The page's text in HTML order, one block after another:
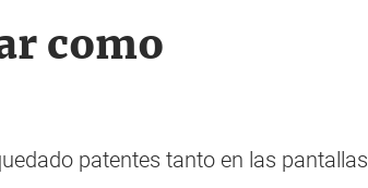
como
patentes tanto en las pantallas